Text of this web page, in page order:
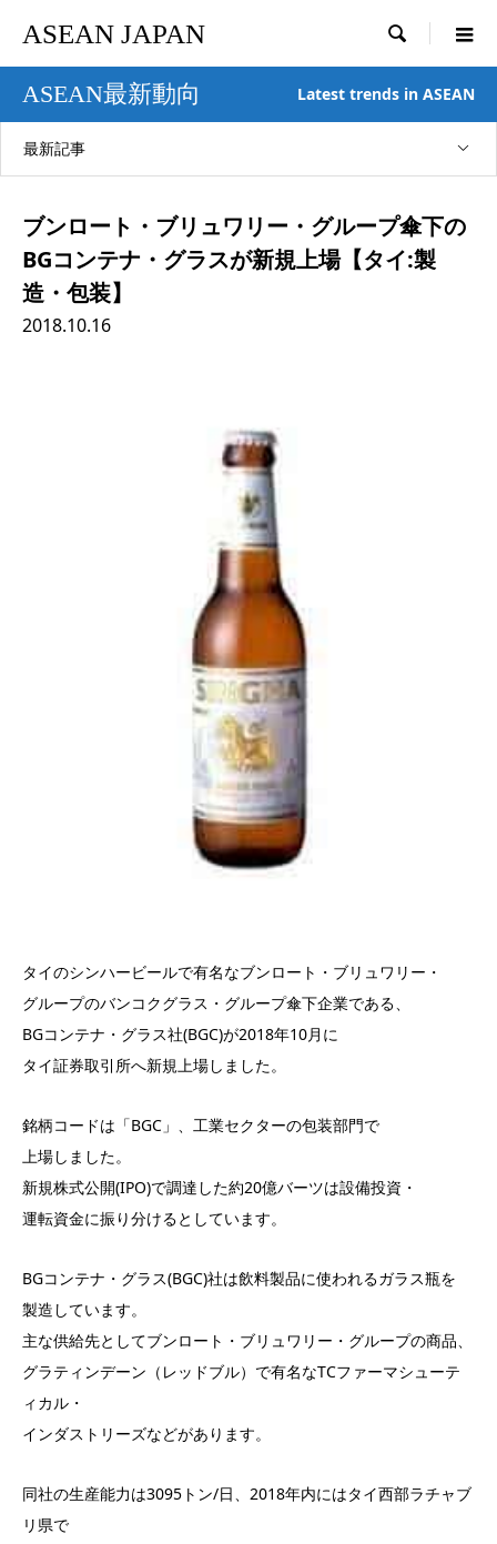
ASEAN JAPAN 
ASEAN最新動向 Latest trends in ASEAN
最新記事
ブンロート・ブリュワリー・グループ傘下の
BGコンテナ・グラスが新規上場【タイ:製
造・包装】
2018.10.16
タイのシンハービールで有名なブンロート・ブリュワリー・
グループのバンコクグラス・グループ傘下企業である、
BGコンテナ・グラス社(BGC)が2018年10月に
タイ証券取引所へ新規上場しました。
銘柄コードは「BGC」、工業セクターの包装部門で
上場しました。
新規株式公開(IPO)で調達した約20億バーツは設備投資・
運転資金に振り分けるとしています。
BGコンテナ・グラス(BGC)社は飲料製品に使われるガラス瓶を
製造しています。
主な供給先としてブンロート・ブリュワリー・グループの商品、
グラティンデーン（レッドブル）で有名なTCファーマシューテ
ィカル・
インダストリーズなどがあります。
同社の生産能力は3095トン/日、2018年内にはタイ西部ラチャブ
リ県で